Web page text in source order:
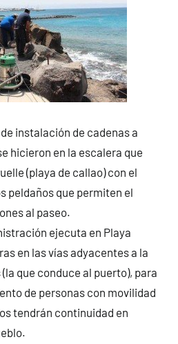
instalación de cadenas a
hicieron en la escalera que
(playa de callao) con el
peldaños que permiten el
al paseo.
ejecuta en Playa
en las vías adyacentes a la
que conduce al puerto), para
de personas con movilidad
tendrán continuidad en